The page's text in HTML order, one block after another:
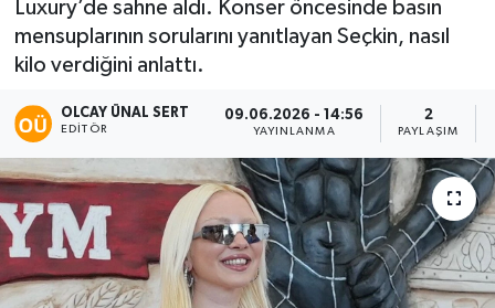
Luxury’de sahne aldı. Konser öncesinde basın
mensuplarının sorularını yanıtlayan Seçkin, nasıl
kilo verdiğini anlattı.
OLCAY ÜNAL SERT
EDITÖR
09.06.2026 - 14:56
YAYINLANMA
2
PAYLAŞIM
Son Dakika Haberleri